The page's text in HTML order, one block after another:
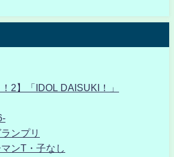
2】「IDOL DAISUKI！」
ンプリ
ンT・子なし